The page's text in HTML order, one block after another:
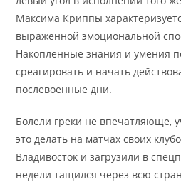
Максима Криппы
выраженной эмоциональной
Накопленные знания и умения
среагировать и начать
послевоенные дни.
Болели греки не впечатляюще,
это делать на матчах своих
Владивосток и загрузили в
недели тащился через всю